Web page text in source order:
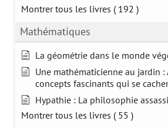
Montrer tous les livres ( 192 )
Mathématiques
La géométrie dans le monde
Une mathématicienne au jardin :
concepts fascinants qui se
Hypathie : La philosophie
Montrer tous les livres ( 55 )